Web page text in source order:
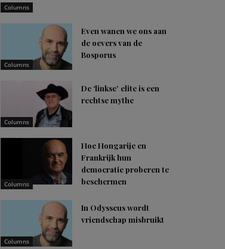
Columns
Columns
Even wanen we ons aan
de oevers van de
Bosporus
Columns
De ‘linkse’ elite is een
rechtse mythe
Columns
Hoe Hongarije en
Frankrijk hun
democratie proberen te
beschermen
Columns
In Odysseus wordt
vriendschap misbruikt